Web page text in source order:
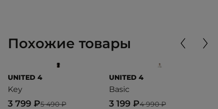
Похожие товары
UNITED 4
Key
5 490 ₽
3 799 ₽
UNITED 4
Basic
4 990 ₽
3 199 ₽